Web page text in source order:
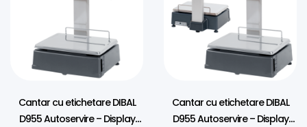
Cantar cu etichetare DIBAL
D955 Autoservire – Display
Cantar cu etichetare DIBAL
D955 Autoservire – Display